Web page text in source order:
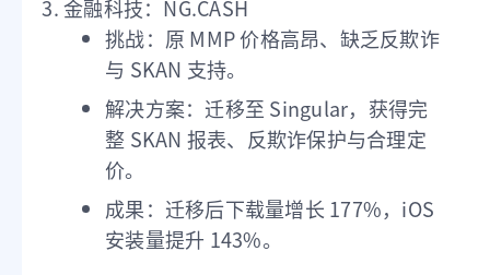
金融科技：NG.CASH
挑战：原 MMP 价格高昂、缺乏反欺诈
与 SKAN 支持。
解决方案：迁移至 Singular，获得完
整 SKAN 报表、反欺诈保护与合理定
价。
成果：迁移后下载量增长 177%，iOS
安装量提升 143%。